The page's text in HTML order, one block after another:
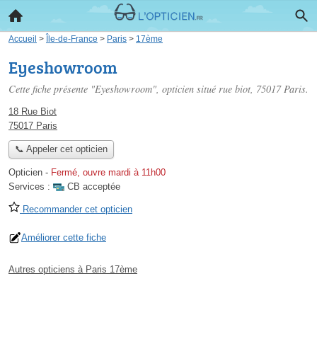
Accueil > Île-de-France > Paris > 17ème
Eyeshowroom
Cette fiche présente "Eyeshowroom", opticien situé rue biot, 75017 Paris.
18 Rue Biot
75017 Paris
📞 Appeler cet opticien
Opticien - Fermé, ouvre mardi à 11h00
Services :
CB acceptée
Recommander cet opticien
Améliorer cette fiche
Autres opticiens à Paris 17ème